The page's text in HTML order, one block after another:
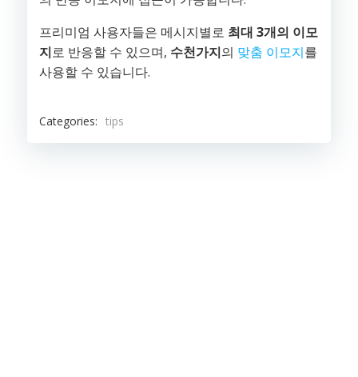
프리미엄 사용자들은 메시지별로 최대 3개의 이모
지로 반응할 수 있으며, 수천가지의 맞춤 이모지를
사용할 수 있습니다.
Categories: tips